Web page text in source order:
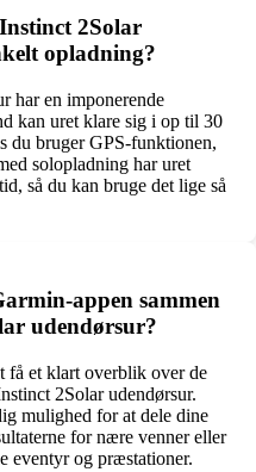
2Solar
opladning?
har en imponerende
kan uret klare sig i op til 30
du bruger GPS-funktionen,
solopladning har uret
så du kan bruge det lige så
appen sammen
udendørsur?
få et klart overblik over de
2Solar udendørsur.
mulighed for at dele dine
for nære venner eller
eventyr og præstationer.